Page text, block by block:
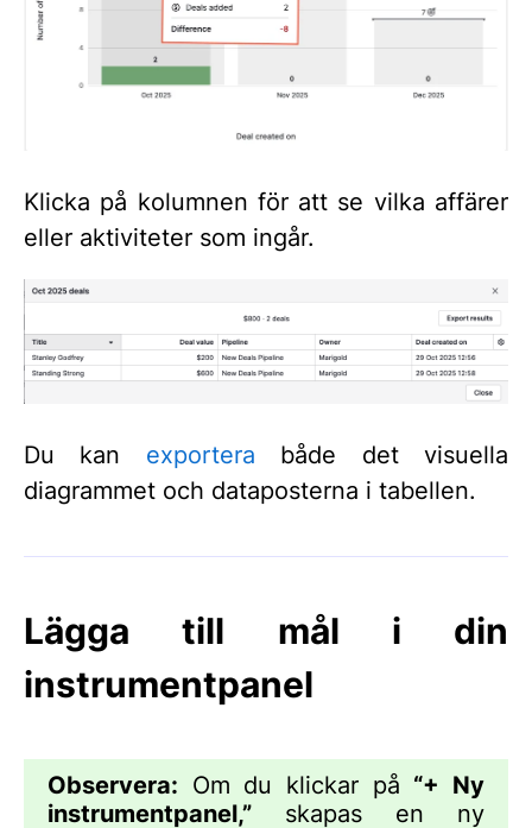
Klicka på kolumnen för att se vilka affärer
eller aktiviteter som ingår.
Du kan exportera både det visuella
diagrammet och dataposterna i tabellen.
Lägga till mål i din
instrumentpanel
Observera: Om du klickar på “+ Ny
instrumentpanel,” skapas en ny